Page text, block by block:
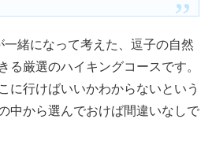
緒になって考えた、逗子の自然
る厳選のハイキングコースです。
に行けばいいかわからないという
中から選んでおけば間違いなしで